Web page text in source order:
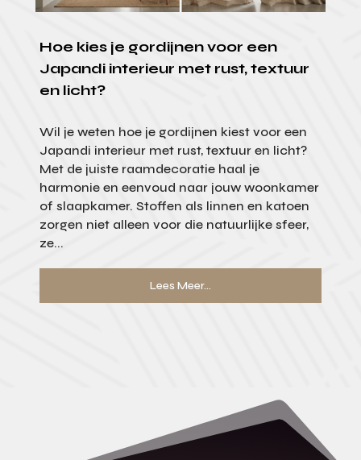
Hoe kies je gordijnen voor een
Japandi interieur met rust, textuur
en licht?
Wil je weten hoe je gordijnen kiest voor een
Japandi interieur met rust, textuur en licht?
Met de juiste raamdecoratie haal je
harmonie en eenvoud naar jouw woonkamer
of slaapkamer. Stoffen als linnen en katoen
zorgen niet alleen voor die natuurlijke sfeer,
ze...
Lees Meer...